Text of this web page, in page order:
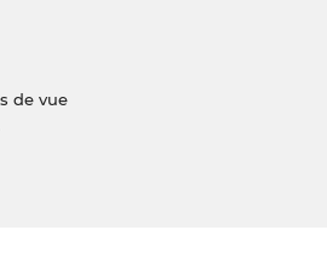
de vue